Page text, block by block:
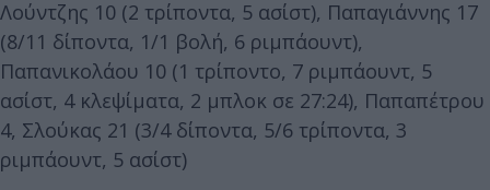
Λούντζης 10 (2 τρίποντα, 5 ασίστ), Παπαγιάννης 17
(8/11 δίποντα, 1/1 βολή, 6 ριμπάουντ),
Παπανικολάου 10 (1 τρίποντο, 7 ριμπάουντ, 5
ασίστ, 4 κλεψίματα, 2 μπλοκ σε 27:24), Παπαπέτρου
4, Σλούκας 21 (3/4 δίποντα, 5/6 τρίποντα, 3
ριμπάουντ, 5 ασίστ)